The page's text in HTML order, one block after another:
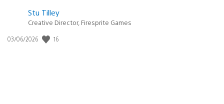
Postée
:
Stu Tilley
Creative Director, Firesprite Games
Date
03/06/2026 16